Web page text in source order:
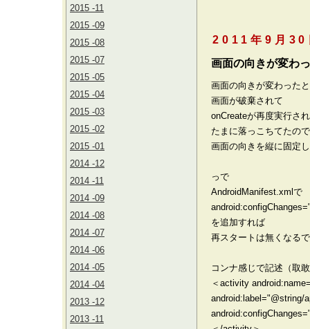
2015 -11
2015 -09
2015 -08
2015 -07
2015 -05
2015 -04
2015 -03
2015 -02
2015 -01
2014 -12
2014 -11
2014 -09
2014 -08
2014 -07
2014 -06
2014 -05
2014 -04
2013 -12
2013 -11
2011年9月30
画面の向きが変わ
画面の向きが変わった
画面が破棄されて
onCreateが再度実行さ
たまに落っこちてたので
画面の向きを縦に固定
っで
AndroidManifest.xmlで
を追加すれば
再スタートは無くなる
コンナ感じで記述（取
＜activity
android:label="@string/